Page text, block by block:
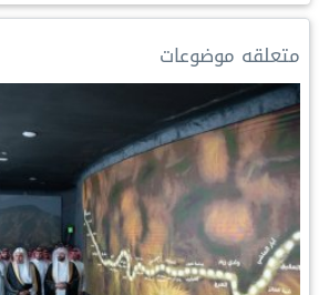
e
o
o
k
t
A
p
p
i
t
e
t
y
n
k
I
r
متعلقه موضوعات